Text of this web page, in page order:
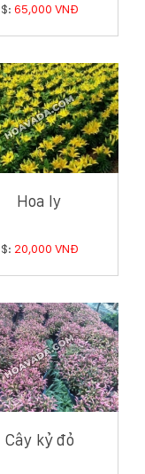
$: 65,000 VNĐ
Hoa ly
$: 20,000 VNĐ
Cây kỷ đỏ